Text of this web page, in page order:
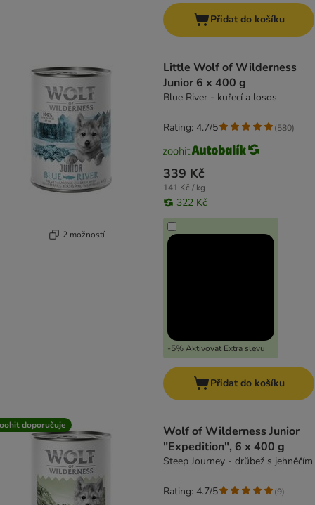
Přidat do košíku
2 možností
Little Wolf of Wilderness
Junior 6 x 400 g
Blue River - kuřecí a losos
339 Kč
141 Kč / kg
322 Kč
-5% Aktivovat Extra slevu
Rating: 4.7/5 (580)
Přidat do košíku
doporučuje
Wolf of Wilderness Junior
"Expedition", 6 x 400 g
Steep Journey - drůbež s jehněčím
Rating: 4.7/5 (9)